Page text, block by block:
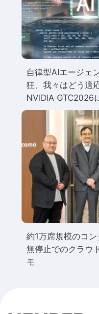
自律型AIエージェ
狂、我々はどう適
NVIDIA GTC2026
～ 北米トレンド
約1万席規模のコ
無停止でのクラウ
モ